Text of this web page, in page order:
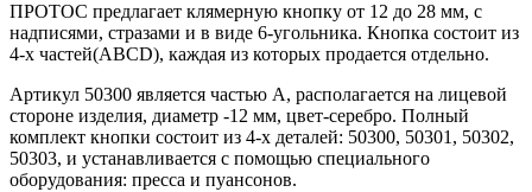
ПРОТОС предлагает клямерную кнопку от 12 до 28 мм, с
надписями, стразами и в виде 6-угольника. Кнопка состоит из
4-х частей(АВСD), каждая из которых продается отдельно.
Артикул 50300 является частью А, располагается на лицевой
стороне изделия, диаметр -12 мм, цвет-серебро. Полный
комплект кнопки состоит из 4-х деталей: 50300, 50301, 50302,
50303, и устанавливается с помощью специального
оборудования: пресса и пуансонов.